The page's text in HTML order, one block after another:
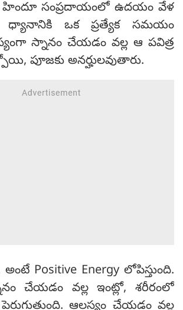
హిందూ సంప్రదాయంలో ఉదయం వేళ
ధ్యానానికి ఒక ప్రత్యేక సమయం
స్నానం చేయడం వల్ల ఆ పవిత్ర
పూజకు అనర్హులవుతారు.
అంటే Positive Energy లోపిస్తుంది.
చేయడం వల్ల ఇంట్లో, శరీరంలో
ఆలస్యం చేయడం వల్ల